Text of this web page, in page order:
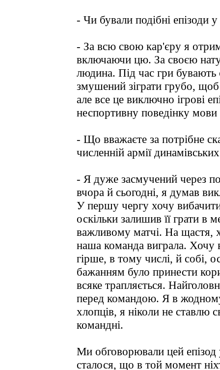
- Чи бували подібні епізоди
- За всю свою кар'єру я
включаючи цю. За своєю
людина. Під час гри бувають
змушений зіграти грубо,
але все це виключно ігрові
неспортивну поведінку
- Що вважаєте за потрібне
численній армії
- Я дуже засмучений через
вчора й сьогодні, я думав
У першу чергу хочу
оскільки залишив її грати в
важливому матчі. На щастя,
наша команда виграла. Хочу
гірше, в тому числі, й собі,
бажанням було принести
всяке трапляється.
перед командою. Я в жодному
хлопців, я ніколи не ставлю
командні.
Ми обговорювали цей епізод
сталося, що в той момент